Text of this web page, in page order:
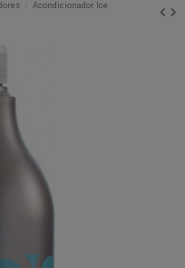
Acondicionador Ice